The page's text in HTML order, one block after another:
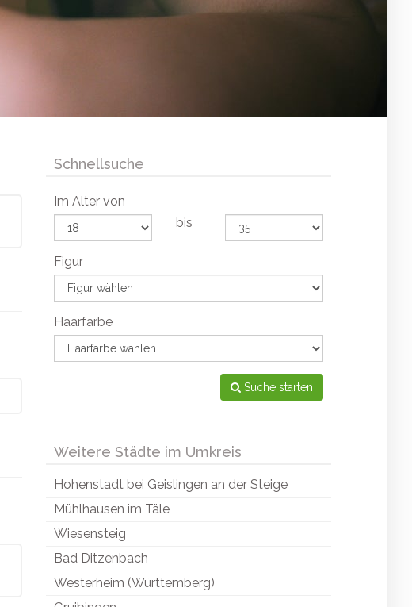
Schnellsuche
Im Alter von
bis
Figur
Haarfarbe
Suche starten
Weitere Städte im Umkreis
Hohenstadt bei Geislingen an der Steige
Mühlhausen im Täle
Wiesensteig
Bad Ditzenbach
Westerheim (Württemberg)